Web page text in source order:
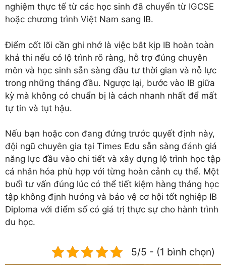
nghiệm thực tế từ các học sinh đã chuyển từ IGCSE
hoặc chương trình Việt Nam sang IB.
Điểm cốt lõi cần ghi nhớ là việc bắt kịp IB hoàn toàn
khả thi nếu có lộ trình rõ ràng, hỗ trợ đúng chuyên
môn và học sinh sẵn sàng đầu tư thời gian và nỗ lực
trong những tháng đầu. Ngược lại, bước vào IB giữa
kỳ mà không có chuẩn bị là cách nhanh nhất để mất
tự tin và tụt hậu.
Nếu bạn hoặc con đang đứng trước quyết định này,
đội ngũ chuyên gia tại Times Edu sẵn sàng đánh giá
năng lực đầu vào chi tiết và xây dựng lộ trình học tập
cá nhân hóa phù hợp với từng hoàn cảnh cụ thể. Một
buổi tư vấn đúng lúc có thể tiết kiệm hàng tháng học
tập không định hướng và bảo vệ cơ hội tốt nghiệp IB
Diploma với điểm số có giá trị thực sự cho hành trình
du học.
5/5 - (1 bình chọn)